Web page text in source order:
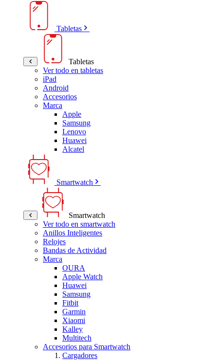
Tabletas
Tabletas
Ver todo en tabletas
iPad
Android
Accesorios
Marca
Apple
Samsung
Lenovo
Huawei
Alcatel
Smartwatch
Smartwatch
Ver todo en smartwatch
Anillos Inteligentes
Relojes
Bandas de Actividad
Marca
OURA
Apple Watch
Huawei
Samsung
Fitbit
Garmin
Xiaomi
Kalley
Multitech
Accesorios para Smartwatch
Cargadores